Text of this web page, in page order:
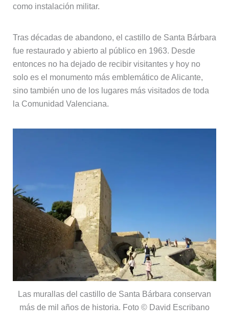
como instalación militar.
Tras décadas de abandono, el castillo de Santa Bárbara
fue restaurado y abierto al público en 1963. Desde
entonces no ha dejado de recibir visitantes y hoy no
solo es el monumento más emblemático de Alicante,
sino también uno de los lugares más visitados de toda
la Comunidad Valenciana.
Las murallas del castillo de Santa Bárbara conservan
más de mil años de historia. Foto © David Escribano